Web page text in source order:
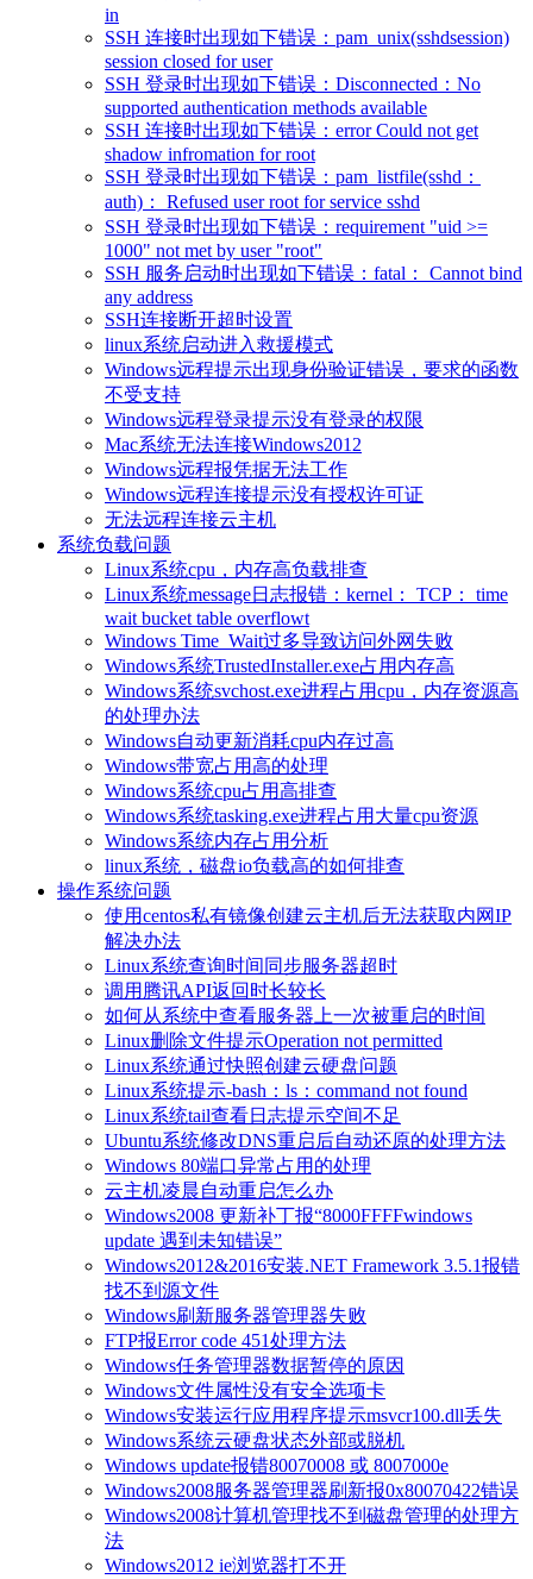
in
SSH 连接时出现如下错误：pam_unix(sshdsession)
session closed for user
SSH 登录时出现如下错误：Disconnected：No
supported authentication methods available
SSH 连接时出现如下错误：error Could not get
shadow infromation for root
SSH 登录时出现如下错误：pam_listfile(sshd：
auth)： Refused user root for service sshd
SSH 登录时出现如下错误：requirement "uid >=
1000" not met by user "root"
SSH 服务启动时出现如下错误：fatal： Cannot bind
any address
SSH连接断开超时设置
linux系统启动进入救援模式
Windows远程提示出现身份验证错误，要求的函数
不受支持
Windows远程登录提示没有登录的权限
Mac系统无法连接Windows2012
Windows远程报凭据无法工作
Windows远程连接提示没有授权许可证
无法远程连接云主机
系统负载问题
Linux系统cpu，内存高负载排查
Linux系统message日志报错：kernel： TCP： time
wait bucket table overflowt
Windows Time_Wait过多导致访问外网失败
Windows系统TrustedInstaller.exe占用内存高
Windows系统svchost.exe进程占用cpu，内存资源高
的处理办法
Windows自动更新消耗cpu内存过高
Windows带宽占用高的处理
Windows系统cpu占用高排查
Windows系统tasking.exe进程占用大量cpu资源
Windows系统内存占用分析
linux系统，磁盘io负载高的如何排查
操作系统问题
使用centos私有镜像创建云主机后无法获取内网IP
解决办法
Linux系统查询时间同步服务器超时
调用腾讯API返回时长较长
如何从系统中查看服务器上一次被重启的时间
Linux删除文件提示Operation not permitted
Linux系统通过快照创建云硬盘问题
Linux系统提示-bash：ls：command not found
Linux系统tail查看日志提示空间不足
Ubuntu系统修改DNS重启后自动还原的处理方法
Windows 80端口异常占用的处理
云主机凌晨自动重启怎么办
Windows2008 更新补丁报“8000FFFFwindows
update 遇到未知错误”
Windows2012&2016安装.NET Framework 3.5.1报错
找不到源文件
Windows刷新服务器管理器失败
FTP报Error code 451处理方法
Windows任务管理器数据暂停的原因
Windows文件属性没有安全选项卡
Windows安装运行应用程序提示msvcr100.dll丢失
Windows系统云硬盘状态外部或脱机
Windows update报错80070008 或 8007000e
Windows2008服务器管理器刷新报0x80070422错误
Windows2008计算机管理找不到磁盘管理的处理方
法
Windows2012 ie浏览器打不开